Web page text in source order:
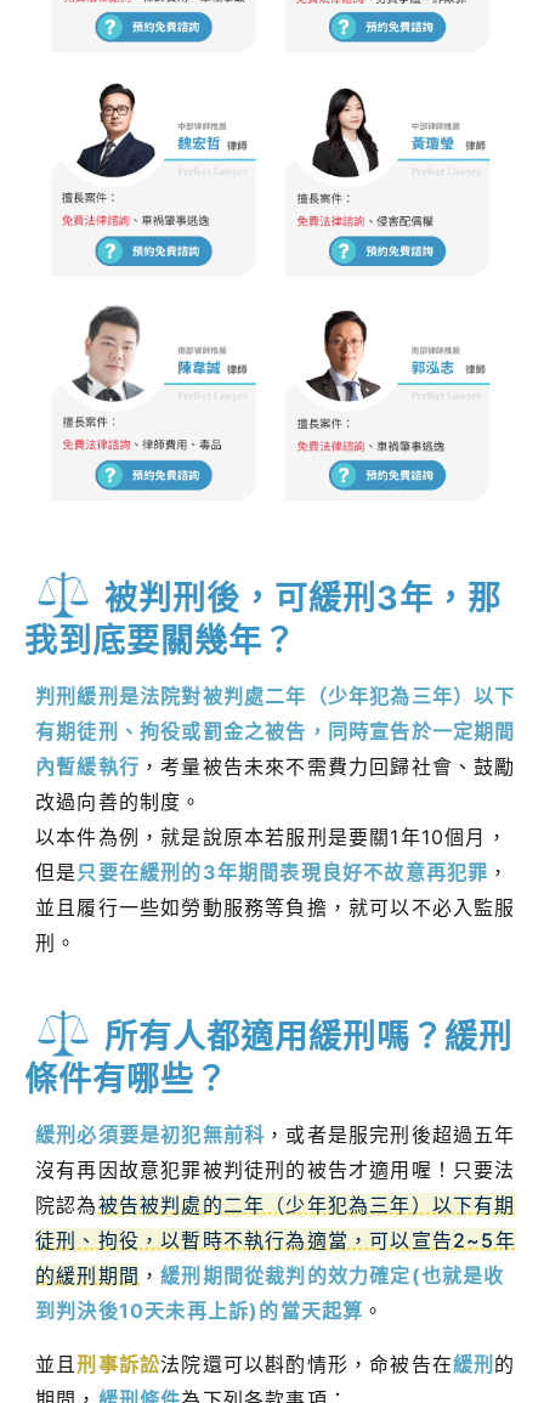
被判刑後，可緩刑3年，那
我到底要關幾年？
判刑緩刑是法院對被判處二年（少年犯為三年）以下
有期徒刑、拘役或罰金之被告，同時宣告於一定期間
內暫緩執行 ，考量被告未來不需費力回歸社會、鼓勵
改過向善的制度。
以本件為例，就是說原本若服刑是要關1年10個月，
但是只要在緩刑的3年期間表現良好不故意再犯罪 ，
並且履行一些如勞動服務等負擔，就可以不必入監服
刑。
所有人都適用緩刑嗎？緩刑
條件有哪些？
緩刑必須要是初犯無前科 ，或者是服完刑後超過五年
沒有再因故意犯罪被判徒刑的被告才適用喔！只要法
院認為被告被判處的二年（少年犯為三年）以下有期
徒刑、拘役，以暫時不執行為適當，可以宣告2~5年
的緩刑期間 ，緩刑期間從裁判的效力確定(也就是收
到判決後10天未再上訴)的當天起算 。
並且刑事訴訟法院還可以斟酌情形，命被告在緩刑 的